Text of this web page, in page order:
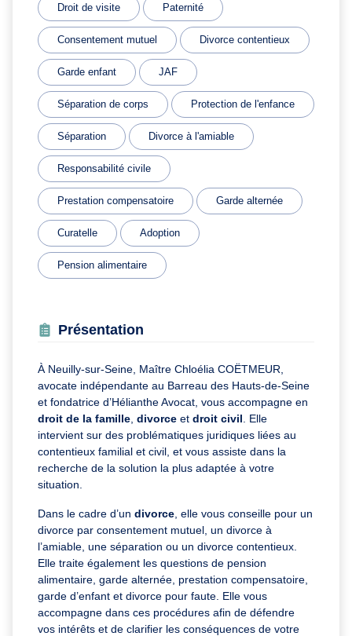
Droit de visite Paternité
Consentement mutuel Divorce contentieux
Garde enfant JAF
Séparation de corps Protection de l'enfance
Séparation Divorce à l'amiable
Responsabilité civile
Prestation compensatoire Garde alternée
Curatelle Adoption
Pension alimentaire
Présentation
À Neuilly-sur-Seine, Maître Chloélia COËTMEUR,
avocate indépendante au Barreau des Hauts-de-Seine
et fondatrice d’Hélianthe Avocat, vous accompagne en
droit de la famille divorce et droit civil . Elle
intervient sur des problématiques juridiques liées au
contentieux familial et civil, et vous assiste dans la
recherche de la solution la plus adaptée à votre
situation.
Dans le cadre d’un divorce , elle vous conseille pour un
divorce par consentement mutuel, un divorce à
l’amiable, une séparation ou un divorce contentieux.
Elle traite également les questions de pension
alimentaire, garde alternée, prestation compensatoire,
garde d’enfant et divorce pour faute. Elle vous
accompagne dans ces procédures afin de défendre
vos intérêts et de clarifier les conséquences de votre